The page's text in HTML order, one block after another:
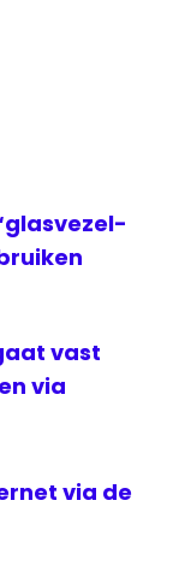
vast
via
via de